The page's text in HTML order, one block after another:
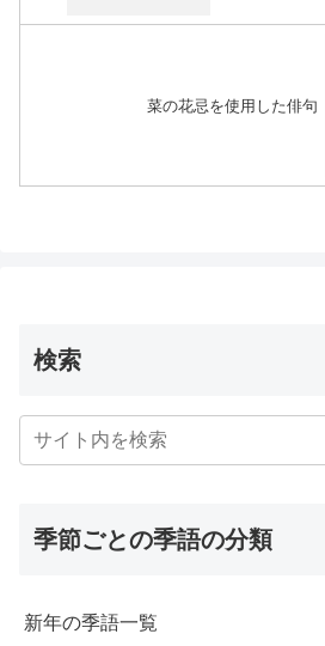
菜の花忌を使用した俳句
検索
季節ごとの季語の分類
新年の季語一覧